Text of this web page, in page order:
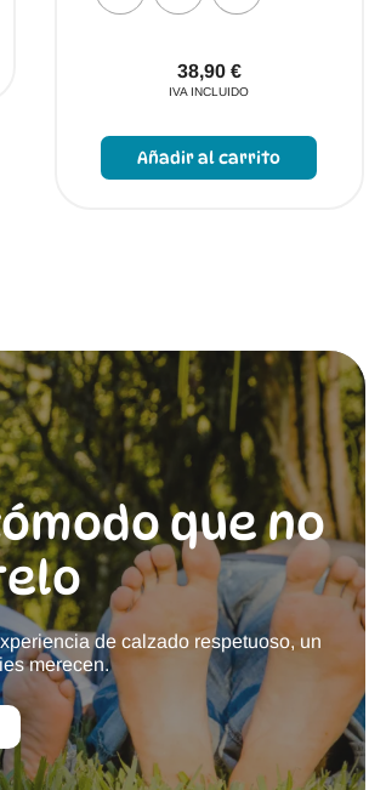
38,90 €
IVA INCLUIDO
Añadir al carrito
en
la
página
producto
que no
de calzado respetuoso, un
merecen.